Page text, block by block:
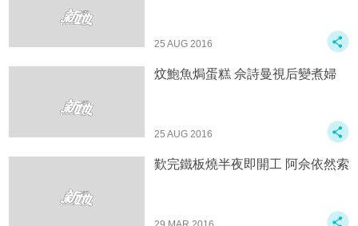
25 AUG 2016
炆鮑魚焗蛋糕 佘詩曼視后變煮婦
25 AUG 2016
歎完鐵板燒半夜即開工 阿佘依然索